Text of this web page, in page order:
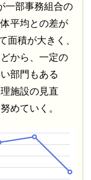
一部事務組合の
平均との差が
面積が大きく、
から、一定の
部門もある
施設の見直
めていく。